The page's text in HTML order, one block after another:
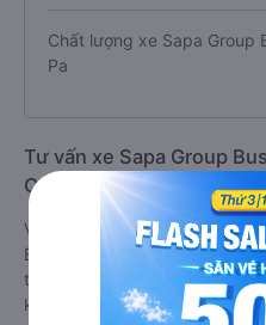
Chất lượng xe Sapa Group
Pa
Tư vấn xe Sapa Group
Cai
Với 531 đánh giá với điểm
Bus được đánh giá là xe
tuyến Hà Nội đi Sa Pa - Lào
khách hàng. Với giá vé chỉ từ